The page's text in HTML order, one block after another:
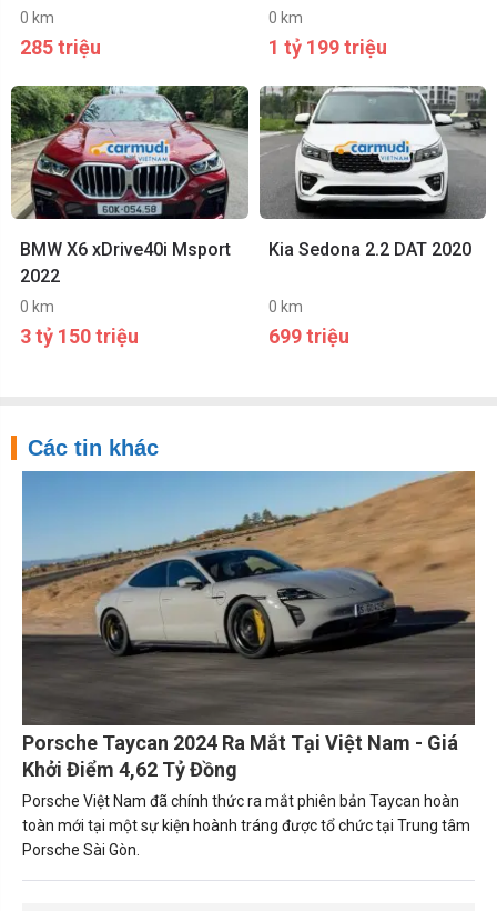
0 km
285 triệu
0 km
1 tỷ 199 triệu
BMW X6 xDrive40i Msport
2022
0 km
3 tỷ 150 triệu
Kia Sedona 2.2 DAT 2020
0 km
699 triệu
Các tin khác
Porsche Taycan 2024 Ra Mắt Tại Việt Nam - Giá
Khởi Điểm 4,62 Tỷ Đồng
Porsche Việt Nam đã chính thức ra mắt phiên bản Taycan hoàn
toàn mới tại một sự kiện hoành tráng được tổ chức tại Trung tâm
Porsche Sài Gòn.